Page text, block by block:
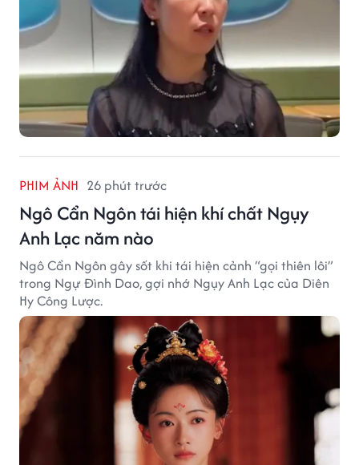
PHIM ẢNH 26 phút trước
Ngô Cẩn Ngôn tái hiện khí chất Ngụy
Anh Lạc năm nào
Ngô Cẩn Ngôn gây sốt khi tái hiện cảnh “gọi thiên lôi”
trong Ngự Đình Dao, gợi nhớ Ngụy Anh Lạc của Diên
Hy Công Lược.